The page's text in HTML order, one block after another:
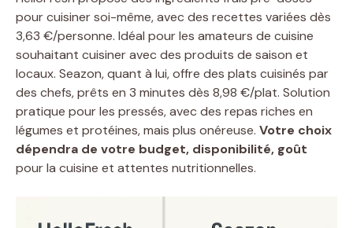
pour cuisiner soi-même, avec des recettes variées dès
3,63 €/personne. Idéal pour les amateurs de cuisine
souhaitant cuisiner avec des produits de saison et
locaux. Seazon, quant à lui, offre des plats cuisinés par
des chefs, prêts en 3 minutes dès 8,98 €/plat. Solution
pratique pour les pressés, avec des repas riches en
légumes et protéines, mais plus onéreuse. Votre choix
dépendra de votre budget, disponibilité, goût
pour la cuisine et attentes nutritionnelles.